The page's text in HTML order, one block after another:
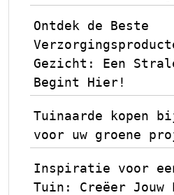
Ontdek de Beste
Gezicht: Een
Begint Hier!
Tuinaarde kopen
voor uw groene
Inspiratie voor
Tuin: Creëer Jouw